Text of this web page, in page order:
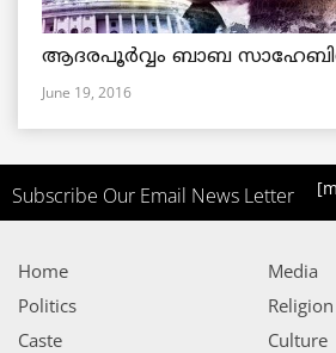
ആദരപൂര്‍വ്വം ബാബ
June 19, 2016
Subscribe Our Email News Letter
Home
Politics
Caste
Media
Religion
Culture